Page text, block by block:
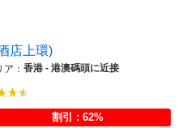
店上環)
ア：香港 - 港澳碼頭に近接
割引 : 62%